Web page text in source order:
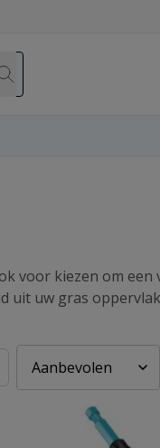
voor kiezen om
uit uw gras